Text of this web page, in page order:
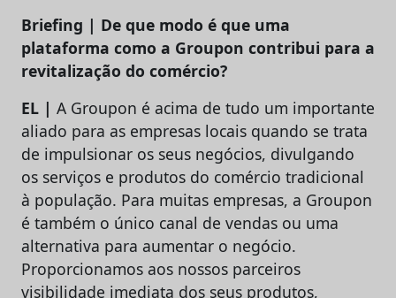
Briefing | De que modo é que uma
plataforma como a Groupon contribui para a
revitalização do comércio?
EL | A Groupon é acima de tudo um importante
aliado para as empresas locais quando se trata
de impulsionar os seus negócios, divulgando
os serviços e produtos do comércio tradicional
à população. Para muitas empresas, a Groupon
é também o único canal de vendas ou uma
alternativa para aumentar o negócio.
Proporcionamos aos nossos parceiros
visibilidade imediata dos seus produtos,